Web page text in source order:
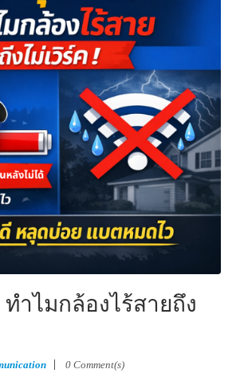
ำไมกล้องไร้สายถึง
0 Comment(s)